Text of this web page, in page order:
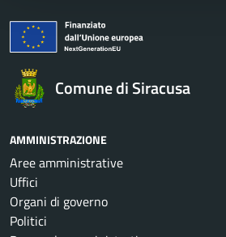
Comune di Siracusa
AMMINISTRAZIONE
Aree amministrative
Uffici
Organi di governo
Politici